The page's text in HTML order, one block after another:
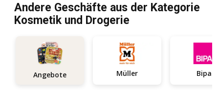
Andere Geschäfte aus der Kategorie
Kosmetik und Drogerie
Angebote Müller Bipa